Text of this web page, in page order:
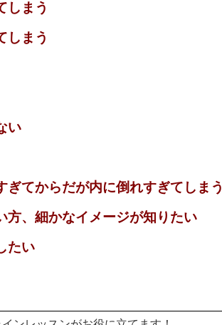
しまう
しまう
い
てからだが内に倒れすぎてしまう
、細かなイメージが知りたい
たい